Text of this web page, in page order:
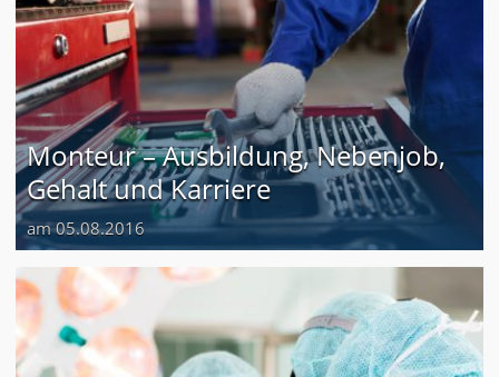
Monteur – Ausbildung, Nebenjob,
Gehalt und Karriere
am 05.08.2016